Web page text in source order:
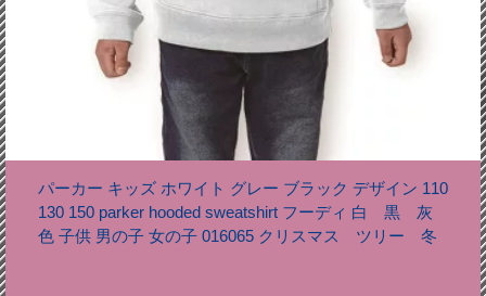
パーカー キッズ ホワイト グレー ブラック デザイン 110
130 150 parker hooded sweatshirt フーディ 白 黒 灰
色 子供 男の子 女の子 016065 クリスマス ツリー 冬